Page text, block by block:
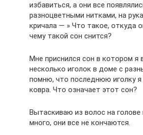
избавиться, а они все
разноцветными нитками, на
кричала — » Что такое, откуда
чему такой сон снится?
Мне приснился сон в котором я
несколько иголок в доме с
помню, что последнюю иголку
ковра. Что означает этот сон?
Вытаскиваю из волос на голове
много, они все не кончаются.